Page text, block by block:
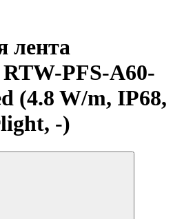
лента
PFS-A60-
(4.8 W/m, IP68,
-)